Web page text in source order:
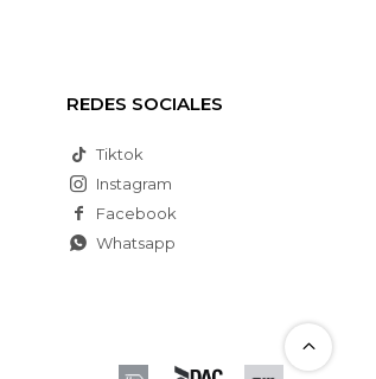
REDES SOCIALES
Tiktok
Facebook
Instagram
Whatsapp